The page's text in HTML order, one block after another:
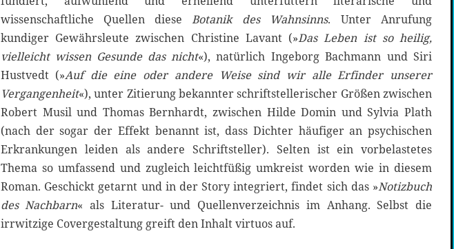
wissenschaftliche Quellen diese Botanik des Wahnsinns. Unter Anrufung
kundiger Gewährsleute zwischen Christine Lavant (»Das Leben ist so heilig,
vielleicht wissen Gesunde das nicht«), natürlich Ingeborg Bachmann und Siri
Hustvedt (»Auf die eine oder andere Weise sind wir alle Erfinder unserer
Vergangenheit«), unter Zitierung bekannter schriftstellerischer Größen zwischen
Robert Musil und Thomas Bernhardt, zwischen Hilde Domin und Sylvia Plath
(nach der sogar der Effekt benannt ist, dass Dichter häufiger an psychischen
Erkrankungen leiden als andere Schriftsteller). Selten ist ein vorbelastetes
Thema so umfassend und zugleich leichtfüßig umkreist worden wie in diesem
Roman. Geschickt getarnt und in der Story integriert, findet sich das »Notizbuch
des Nachbarn« als Literatur- und Quellenverzeichnis im Anhang. Selbst die
irrwitzige Covergestaltung greift den Inhalt virtuos auf.